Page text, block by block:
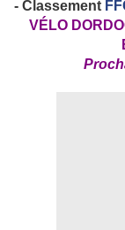
- Classement
VÉLO